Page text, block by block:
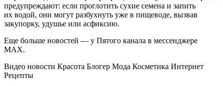
предупреждают: если проглотить сухие семена и запить
их водой, они могут разбухнуть уже в пищеводе, вызвав
закупорку, удушье или асфиксию.
Еще больше новостей — у Пятого канала в мессенджере
MAX.
Видео новости Красота Блогер Мода Косметика Интернет
Рецепты